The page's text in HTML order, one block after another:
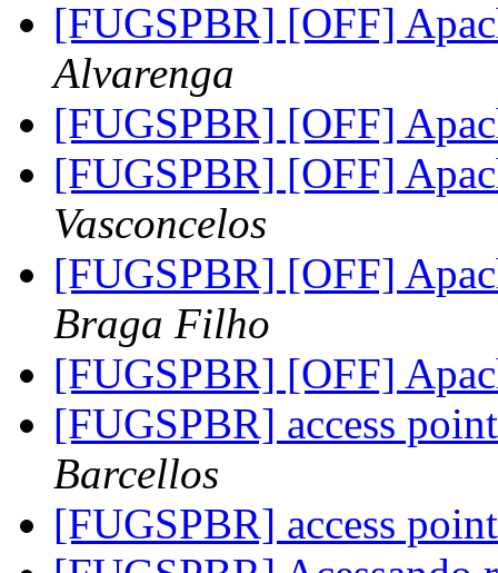
[FUGSPBR] [OFF]
Alvarenga
[FUGSPBR] [OFF]
[FUGSPBR] [OFF]
Vasconcelos
[FUGSPBR] [OFF]
Braga Filho
[FUGSPBR] [OFF]
[FUGSPBR] access
Barcellos
[FUGSPBR] access